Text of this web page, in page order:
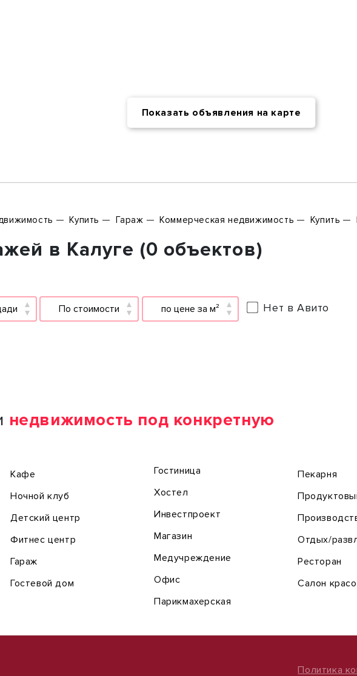
Показать объявления на карте
Купить Гараж Коммерческая недвижимость Купить
в Калуге (0 объектов)
По стоимости по цене за м² Нет в Авито
недвижимость под конкретную
Кафе
Ночной клуб
Детский центр
Фитнес центр
Гараж
Гостевой дом
Гостиница
Хостел
Инвестпроект
Магазин
Медучреждение
Офис
Парикмахерская
Пекарня
Отдых/
Ресторан
Салон
Политика